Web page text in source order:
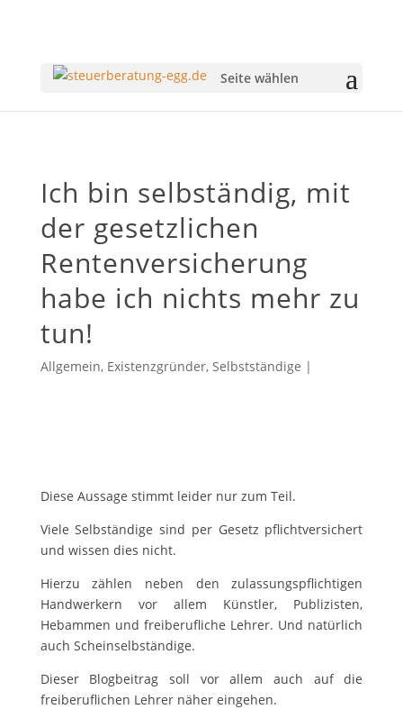
Seite wählen
Ich bin selbständig, mit
der gesetzlichen
Rentenversicherung
habe ich nichts mehr zu
tun!
Allgemein, Existenzgründer, Selbstständige |
Diese Aussage stimmt leider nur zum Teil.
Viele Selbständige sind per Gesetz pflichtversichert
und wissen dies nicht.
Hierzu zählen neben den zulassungspflichtigen
Handwerkern vor allem Künstler, Publizisten,
Hebammen und freiberufliche Lehrer. Und natürlich
auch Scheinselbständige.
Dieser Blogbeitrag soll vor allem auch auf die
freiberuflichen Lehrer näher eingehen.